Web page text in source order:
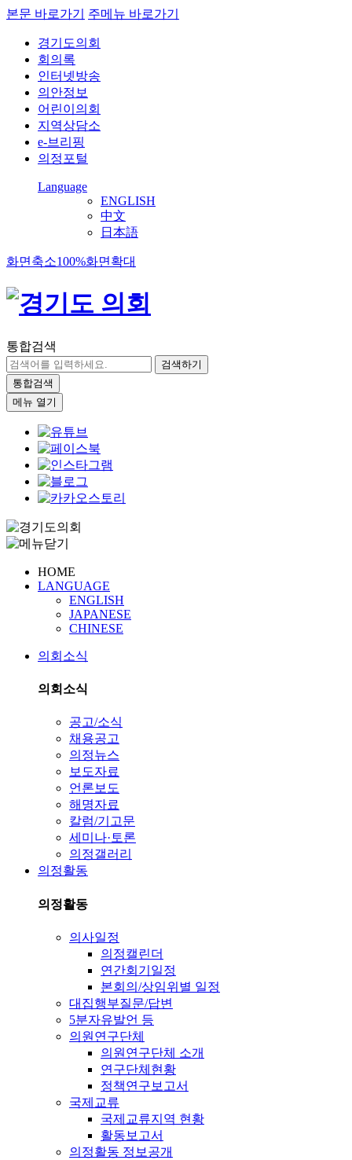
본문 바로가기 주메뉴 바로가기
경기도의회
회의록
인터넷방송
의안정보
어린이의회
지역상담소
e-브리핑
의정포털
Language
ENGLISH
中文
日本語
화면축소100%화면확대
통합검색
검색하기
통합검색
메뉴 열기
HOME
LANGUAGE
ENGLISH
JAPANESE
CHINESE
의회소식
의회소식
공고/소식
채용공고
의정뉴스
보도자료
언론보도
해명자료
칼럼/기고문
세미나·토론
의정갤러리
의정활동
의정활동
의사일정
의정캘린더
연간회기일정
본회의/상임위별 일정
대집행부질문/답변
5분자유발언 등
의원연구단체
의원연구단체 소개
연구단체현황
정책연구보고서
국제교류
국제교류지역 현황
활동보고서
의정활동 정보공개